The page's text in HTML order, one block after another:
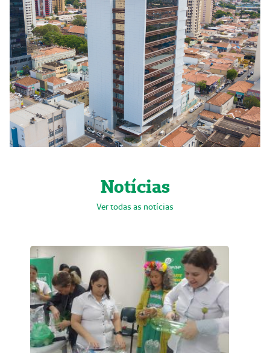
Notícias
Ver todas as notícias